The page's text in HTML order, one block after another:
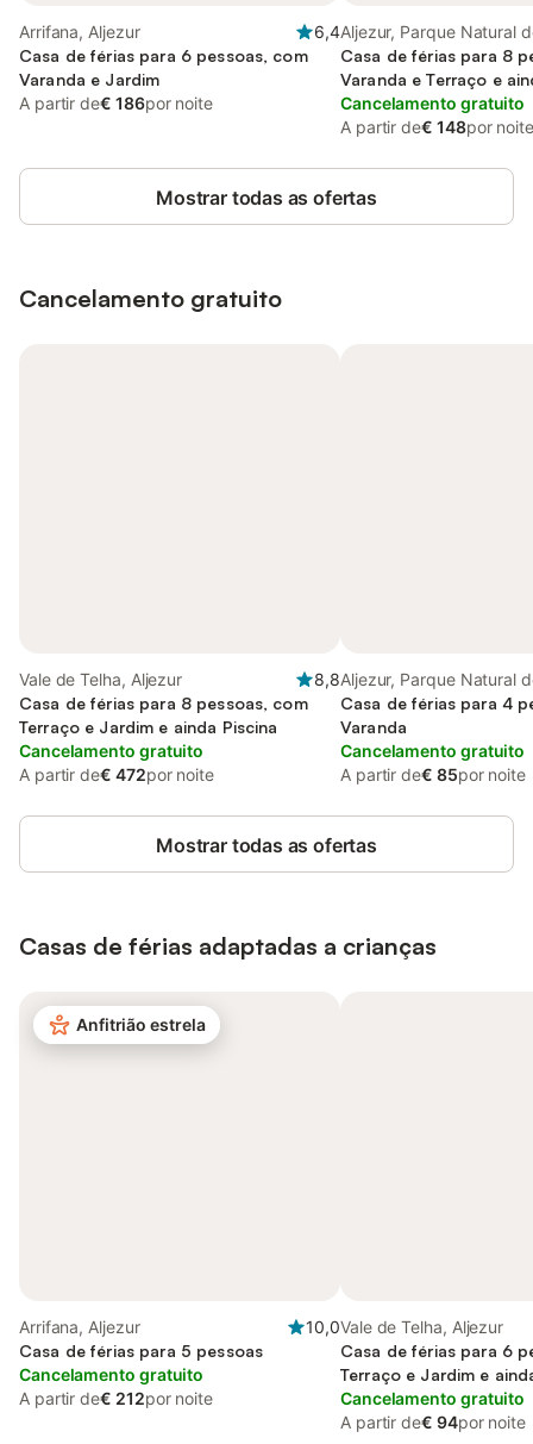
Arrifana, Aljezur
6,4
Casa de férias para 6 pessoas, com
Varanda e Jardim
A partir de€ 186por noite
Aljezur, Parque Natural
Sudoeste Alentejano e
Vicentina
Casa de férias para 8
Varanda e Terraço e
Cancelamento gratuito
A partir de€ 148por noite
Mostrar todas as ofertas
Cancelamento gratuito
Vale de Telha, Aljezur
8,8
Casa de férias para 8 pessoas, com
Terraço e Jardim e ainda Piscina
Cancelamento gratuito
A partir de€ 472por noite
Aljezur, Parque Natural
Sudoeste Alentejano e
Vicentina
Casa de férias para 4
Varanda
Cancelamento gratuito
A partir de€ 85por noite
Mostrar todas as ofertas
Casas de férias adaptadas a crianças
Anfitrião estrela
Arrifana, Aljezur
10,0
Casa de férias para 5 pessoas
Cancelamento gratuito
A partir de€ 212por noite
Vale de Telha, Aljezur
Casa de férias para 6
Terraço e Jardim e
Cancelamento gratuito
A partir de€ 94por noite